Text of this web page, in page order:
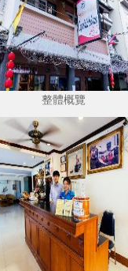
整體概覽